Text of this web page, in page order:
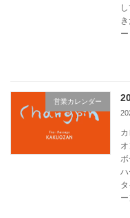
営業カレンダー